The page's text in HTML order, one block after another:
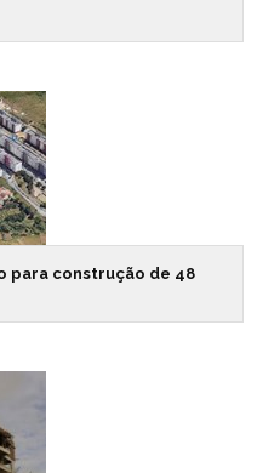
para construção de 48